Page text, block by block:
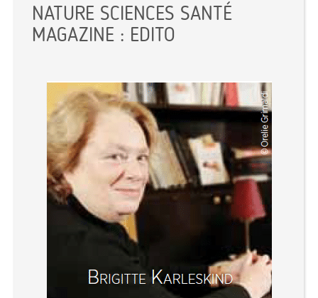
NATURE SCIENCES SANTÉ
MAGAZINE : EDITO